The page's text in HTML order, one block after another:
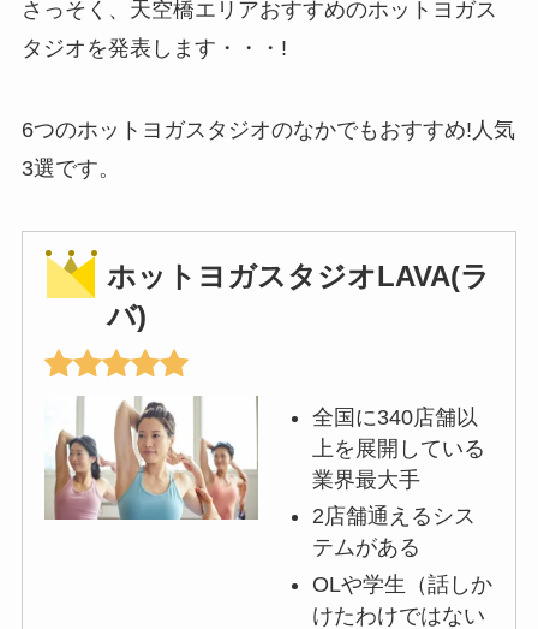
さっそく、天空橋エリアおすすめのホットヨガス
タジオを発表します・・・!
6つのホットヨガスタジオのなかでもおすすめ!人気
3選です。
ホットヨガスタジオLAVA(ラ
バ)
全国に340店舗以
上を展開している
業界最大手
2店舗通えるシス
テムがある
OLや学生（話しか
けたわけではない